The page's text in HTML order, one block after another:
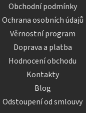
Obchodní podmínky
Ochrana osobních údajů
Věrnostní program
Doprava a platba
Hodnocení obchodu
Kontakty
Blog
Odstoupení od smlouvy